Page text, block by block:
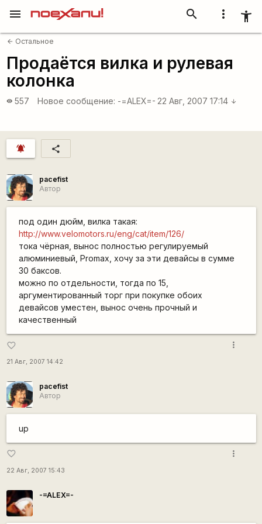
more_vert accessibility_new
search
menu
arrow_back Остальное
Продаётся вилка и рулевая
колонка
visibility 557 Новое сообщение: -=ALEX=- 22 Авг, 2007 17:14 arrow_downward
notifications_active share
pacefist
Автор
под один дюйм, вилка такая:
http://www.velomotors.ru/eng/cat/item/126/
тока чёрная, вынос полностью регулируемый
алюминиевый, Promax, хочу за эти девайсы в сумме
30 баксов.
можно по отдельности, тогда по 15,
аргументированный торг при покупке обоих
девайсов уместен, вынос очень прочный и
качественный
favorite_border
21 Авг, 2007 14:42
more_vert
pacefist
Автор
up
favorite_border
22 Авг, 2007 15:43
more_vert
-=ALEX=-